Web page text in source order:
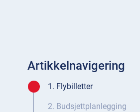
Artikkelnavigering
1. Flybilletter
2. Budsjettplanlegging